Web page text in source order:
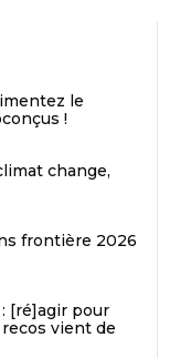
le
!
change,
frontière 2026
[ré]agir pour
vient de